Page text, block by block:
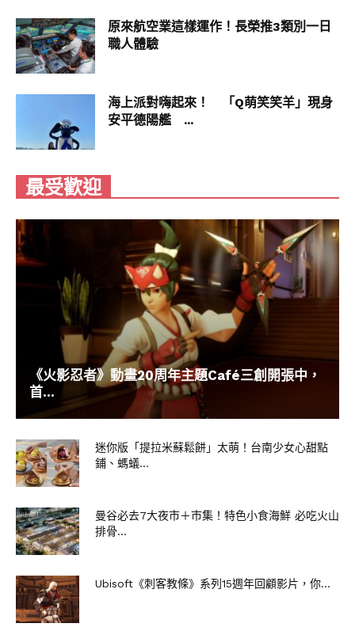
原來航空業這樣運作！長榮推3類別一日
職人體驗
海上派對嗨起來！ 「Q萌笑笑羊」現身
安平德陽艦 ...
最受歡迎
《火影忍者》動畫20周年主題Café三創開張中，
首...
迷你版「提拉米蘇鬆餅」太萌！台南少女心甜點
鋪、螞蟻...
曼谷必去7大夜市＋市集！特色小食海鮮 必吃火山
排骨...
Ubisoft《刺客教條》系列15週年回顧影片，你...